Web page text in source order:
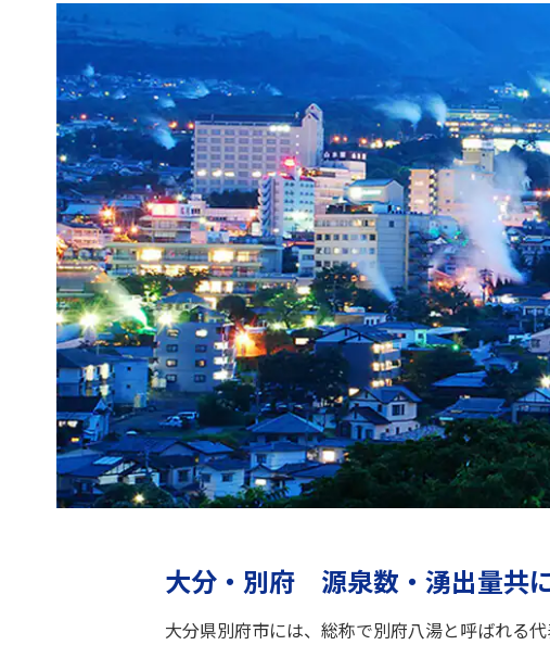
大分・別府 源泉数・湧出量共
大分県別府市には、総称で別府八湯と呼ばれる